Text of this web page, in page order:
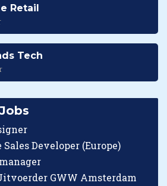
Retail
Tech
Sales Developer (Europe)
GWW Amsterdam